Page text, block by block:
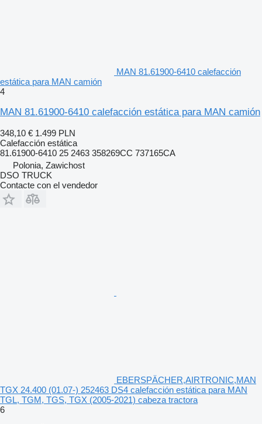
MAN 81.61900-6410 calefacción
estática para MAN camión
4
MAN 81.61900-6410 calefacción estática para MAN camión
348,10 € 1.499 PLN
Calefacción estática
81.61900-6410 25 2463 358269CC 737165CA
Polonia, Zawichost
DSO TRUCK
Contacte con el vendedor
EBERSPÄCHER,AIRTRONIC,MAN
TGX 24.400 (01.07-) 252463 DS4 calefacción estática para MAN
TGL, TGM, TGS, TGX (2005-2021) cabeza tractora
6